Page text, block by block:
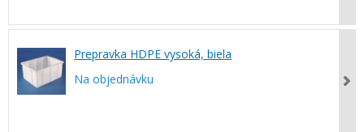
Prepravka HDPE vysoká, biela
Na objednávku